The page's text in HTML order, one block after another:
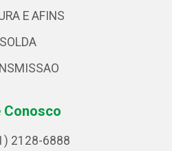
E AFINS
SOLDA
Conosco
2128-6888